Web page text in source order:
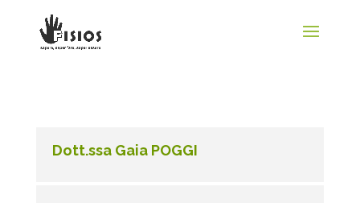
Dott.ssa Gaia POGGI